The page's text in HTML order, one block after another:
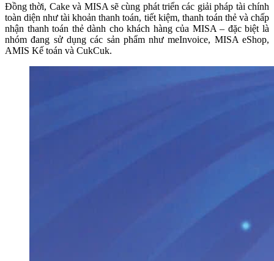
Đồng thời, Cake và MISA sẽ cùng phát triển các giải pháp tài chính
toàn diện như tài khoản thanh toán, tiết kiệm, thanh toán thẻ và chấp
nhận thanh toán thẻ dành cho khách hàng của MISA – đặc biệt là
nhóm đang sử dụng các sản phẩm như meInvoice, MISA eShop,
AMIS Kế toán và CukCuk.